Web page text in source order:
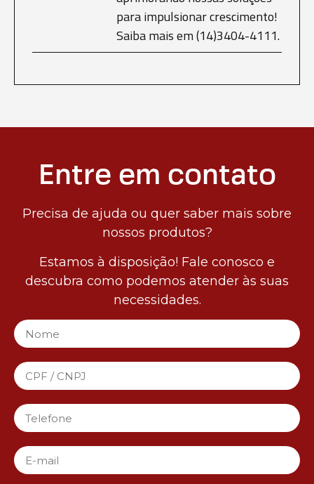
para impulsionar crescimento!
Saiba mais em (14)3404-4111.
Entre em contato
Precisa de ajuda ou quer saber mais sobre
nossos produtos?
Estamos à disposição! Fale conosco e
descubra como podemos atender às suas
necessidades.